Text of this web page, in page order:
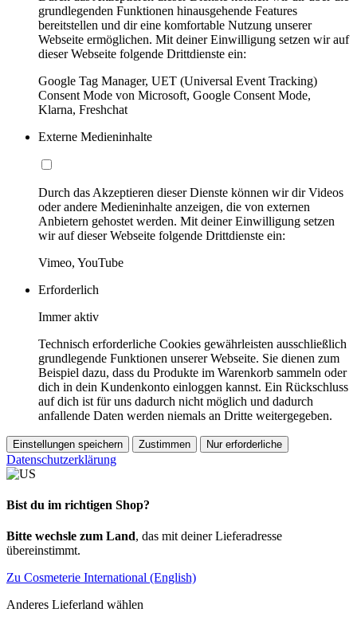
grundlegenden Funktionen hinausgehende Features
bereitstellen und dir eine komfortable Nutzung unserer
Webseite ermöglichen. Mit deiner Einwilligung setzen wir auf
dieser Webseite folgende Drittdienste ein:
Google Tag Manager, UET (Universal Event Tracking)
Consent Mode von Microsoft, Google Consent Mode,
Klarna, Freshchat
Externe Medieninhalte
Durch das Akzeptieren dieser Dienste können wir dir Videos
oder andere Medieninhalte anzeigen, die von externen
Anbietern gehostet werden. Mit deiner Einwilligung setzen
wir auf dieser Webseite folgende Drittdienste ein:
Vimeo, YouTube
Erforderlich
Immer aktiv
Technisch erforderliche Cookies gewährleisten ausschließlich
grundlegende Funktionen unserer Webseite. Sie dienen zum
Beispiel dazu, dass du Produkte im Warenkorb sammeln oder
dich in dein Kundenkonto einloggen kannst. Ein Rückschluss
auf dich ist für uns dadurch nicht möglich und dadurch
anfallende Daten werden niemals an Dritte weitergegeben.
Einstellungen speichern Zustimmen Nur erforderliche
Datenschutzerklärung
Bist du im richtigen Shop?
Bitte wechsle zum Land, das mit deiner Lieferadresse
übereinstimmt.
Zu Cosmeterie International (English)
Anderes Lieferland wählen